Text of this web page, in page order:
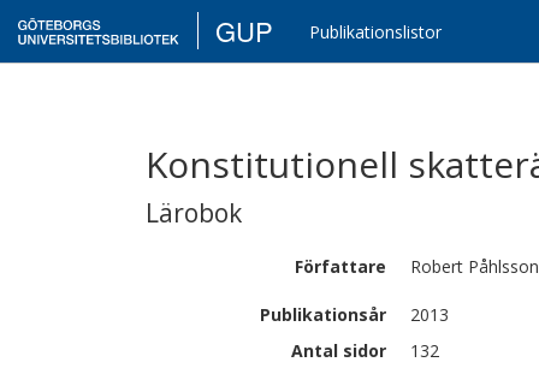
GUP Publikationslistor
Konstitutionell
Lärobok
Författare Robert Påhlsson
Publikationsår
2013
Antal sidor
132